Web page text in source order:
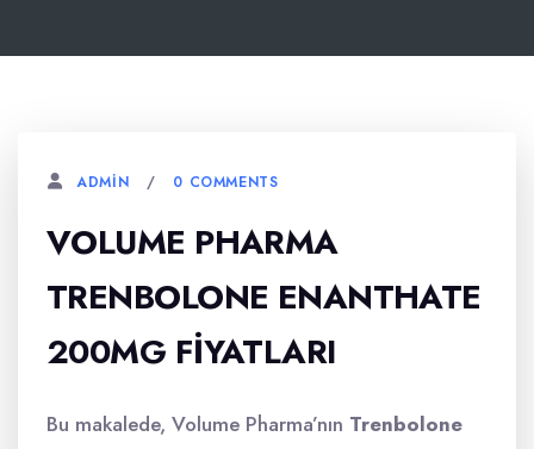
ADMIN 0 COMMENTS
VOLUME PHARMA
TRENBOLONE ENANTHATE
200MG FIYATLARI
Bu makalede, Volume Pharma’nın Trenbolone